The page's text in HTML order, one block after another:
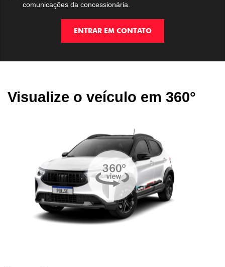
comunicações da concessionária.
ENTRAR EM CONTATO
Visualize o veículo em 360°